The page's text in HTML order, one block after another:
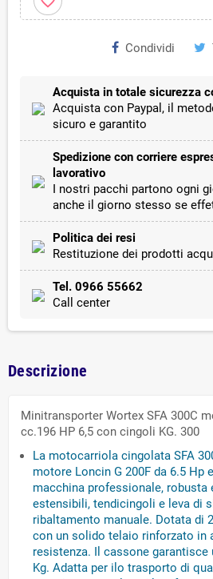
Condividi
Acquista in totale sicurezza
Acquista con Paypal, il
sicuro e garantito
Spedizione con corriere
lavorativo
I nostri pacchi partono ogni
anche il giorno stesso se
Politica dei resi
Restituzione dei prodotti
Tel. 0966 55662
Call center
Descrizione
Minitransporter Wortex SFA 300C
cc.196 HP 6,5 con cingoli KG. 300
La motocarriola cingolata SFA
motore Loncin G 200F da 6.5 Hp
macchina professionale, robusta
estensibili, tendicingoli e leva di
ribaltamento manuale. Dotata di
con un solido telaio rinforzato in
resistenza. Il cassone
Kg. Adatta per ilo trasporto di